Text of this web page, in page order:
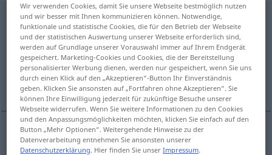
brazgotina
Übersicht aller Übersetzungen
(Für mehr Details die Übersetzung anklicken/antippen)
Narbe
Narbef brazgotina
Wir verwenden Cookies, damit Sie unsere Webseite bestmöglich nutzen
und wir besser mit Ihnen kommunizieren können. Notwendige,
funktionale und statistische Cookies, die für den Betrieb der Webseite
und der statistischen Auswertung unserer Webseite erforderlich sind,
werden auf Grundlage unserer Vorauswahl immer auf Ihrem Endgerät
gespeichert. Marketing-Cookies und Cookies, die der Bereitstellung
personalisierter Werbung dienen, werden nur gespeichert, wenn Sie uns
durch einen Klick auf den „Akzeptieren“-Button Ihr Einverständnis
geben. Klicken Sie ansonsten auf „Fortfahren ohne Akzeptieren“. Sie
können Ihre Einwilligung jederzeit für zukünftige Besuche unserer
Webseite widerrufen. Wenn Sie weitere Informationen zu den Cookies
und den Anpassungsmöglichkeiten möchten, klicken Sie einfach auf den
Button „Mehr Optionen“. Weitergehende Hinweise zu der
Datenverarbeitung entnehmen Sie ansonsten unserer
Datenschutzerklärung. Hier finden Sie unserImpressum.